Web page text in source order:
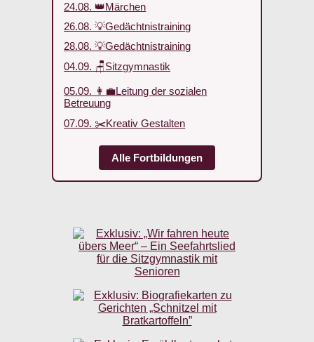
24.08. 👑Märchen
26.08. 💡Gedächtnistraining
28.08. 💡Gedächtnistraining
04.09. 🪑Sitzgymnastik
05.09. 👩‍💼Leitung der sozialen
Betreuung
07.09. ✂️Kreativ Gestalten
Alle Fortbildungen